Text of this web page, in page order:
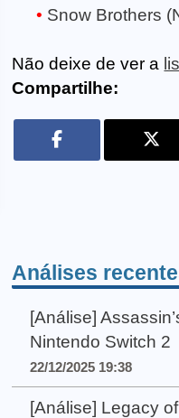
Snow Brothers
Não deixe de ver a
Compartilhe:
Análises
[Análise]
Nintendo Switch 2
22/12/2025 19:38
[Análise] Legacy